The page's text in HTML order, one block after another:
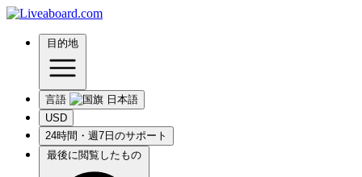
目的地
言語
USD
24時間・週7日のサポート
最後に閲覧したもの